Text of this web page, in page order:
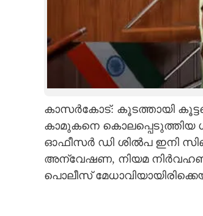
LITERATURE
കാസര്‍കോട്: കൂടത്തായി
കാമുകനെ കൊലപ്പെടുത്തിയ
ഓഫീസര്‍ ഡി ശില്‍പ ഇനി
അന്വേഷണ, നിയമ നിര്‍വഹണ
പൊലീസ്